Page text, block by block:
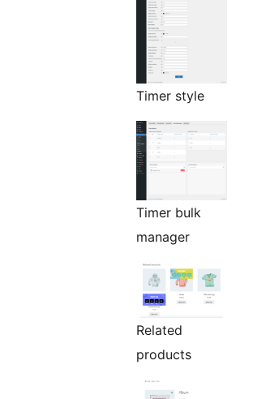
Timer style
Timer bulk
manager
Related
products